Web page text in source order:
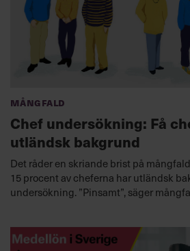
Mångfald
Chef undersökning: Få
utländsk bakgrund
Det råder en skriande brist på
15 procent av cheferna har utländsk
undersökning. ”Pinsamt”, säger